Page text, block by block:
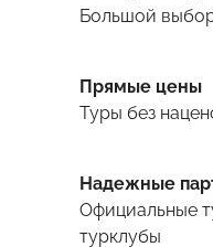
Большой
Прямые цены
Туры без
Надежные
Официальные
турклубы